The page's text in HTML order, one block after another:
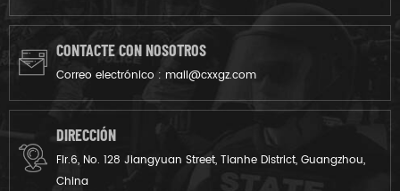
CONTACTE CON NOSOTROS
Correo electrónico : mail@cxxgz.com
DIRECCIÓN
Flr.6, No. 128 Jiangyuan Street, Tianhe District, Guangzhou,
China